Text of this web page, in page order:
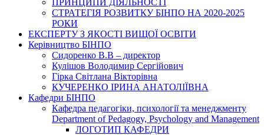
ПРИНЦИПИ ДІЯЛЬНОСТІ
СТРАТЕГІЯ РОЗВИТКУ БІНПО НА 2020-2025
РОКИ
ЕКСПЕРТУ З ЯКОСТІ ВИЩОЇ ОСВІТИ
Керівництво БІНПО
Сидоренко В.В – директор
Кулішов Володимир Сергійович
Гірка Світлана Вікторівна
КУЧЕРЕНКО ІРИНА АНАТОЛІЇВНА
Кафедри БІНПО
Кафедра педагогіки, психології та менеджменту
Department of Pedagogy, Psychology and Management
ЛОГОТИП КАФЕДРИ